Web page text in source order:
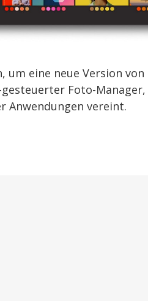
um eine neue Version von
Foto-
Anwendungen vereint.